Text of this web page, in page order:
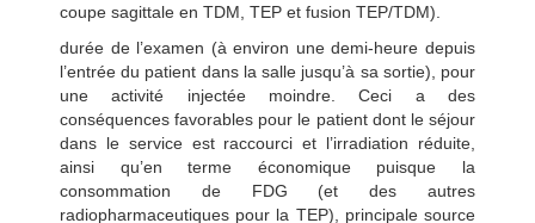
coupe sagittale en TDM, TEP et fusion TEP/TDM).
durée de l’examen (à environ une demi-heure depuis
l’entrée du patient dans la salle jusqu’à sa sortie), pour
une activité injectée moindre. Ceci a des
conséquences favorables pour le patient dont le séjour
dans le service est raccourci et l’irradiation réduite,
ainsi qu’en terme économique puisque la
consommation de FDG (et des autres
radiopharmaceutiques pour la TEP), principale source